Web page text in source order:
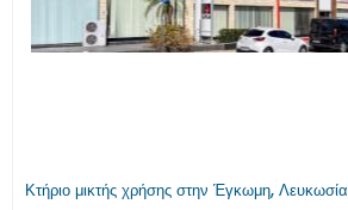
Κτήριο μικτής χρήσης στην Έγκωμη, Λευκωσία